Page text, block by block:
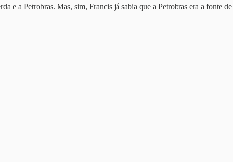
e a Petrobras. Mas, sim, Francis já sabia que a Petrobras era a fonte de